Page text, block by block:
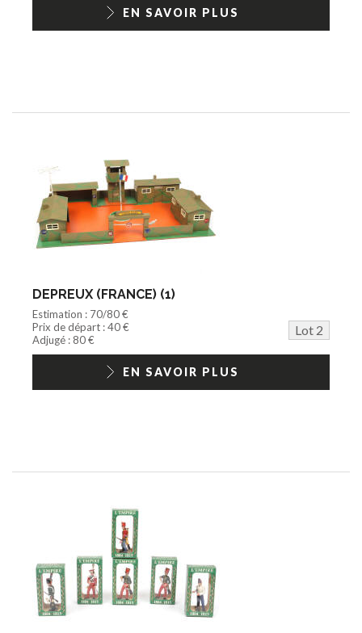
1/18ème moderneEN SAVOIR PLUS
DEPREUX (FRANCE) (1)
Estimation : 70/80 €
Prix de départ : 40 €
Lot 2
Adjugé : 80 €
EN SAVOIR PLUS